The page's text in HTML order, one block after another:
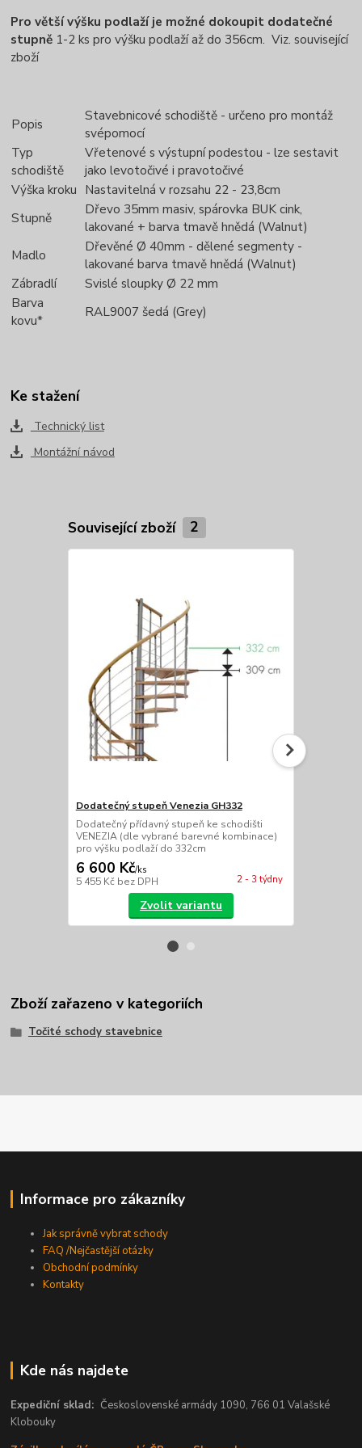
Pro větší výšku podlaží je možné dokoupit dodatečné
stupně 1-2 ks pro výšku podlaží až do 356cm. Viz. související
zboží
Popis
Stavebnicové schodiště - určeno pro montáž
svépomocí
Typ
schodiště
Vřetenové s výstupní podestou - lze sestavit
jako levotočivé i pravotočivé
Výška kroku Nastavitelná v rozsahu 22 - 23,8cm
Stupně
Dřevo 35mm masiv, spárovka BUK cink,
lakované + barva tmavě hnědá (Walnut)
Madlo
Dřevěné Ø 40mm - dělené segmenty -
lakované barva tmavě hnědá (Walnut)
Zábradlí
Svislé sloupky Ø 22 mm
Barva
kovu*
RAL9007 šedá (Grey)
Ke stažení
Technický list
Montážní návod
Související zboží 2
Dodatečný stupeň Venezia GH332
Dodatečný přídavný stupeň ke schodišti
VENEZIA (dle vybrané barevné kombinace)
pro výšku podlaží do 332cm
6 600 Kč/ks
5 455 Kč bez DPH 2 - 3 týdny
Zvolit variantu
Zboží zařazeno v kategoriích
Točité schody stavebnice
Informace pro zákazníky
Jak správně vybrat schody
FAQ /Nejčastější otázky
Obchodní podmínky
Kontakty
Kde nás najdete
Expediční sklad:Československé armády 1090, 766 01 Valašské
Klobouky